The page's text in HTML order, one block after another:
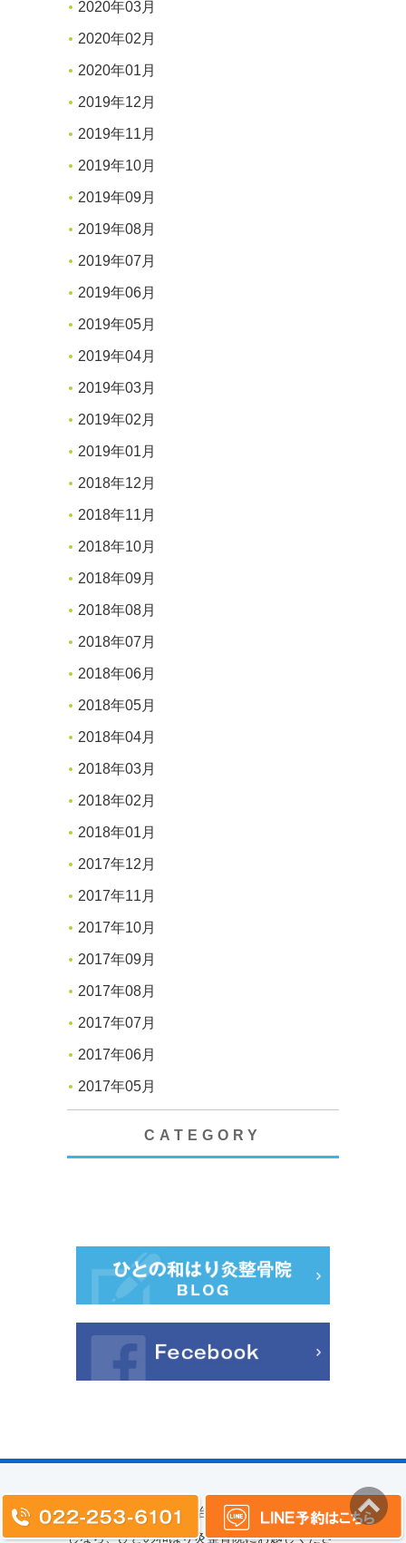
2020年03月
2020年02月
2020年01月
2019年12月
2019年11月
2019年10月
2019年09月
2019年08月
2019年07月
2019年06月
2019年05月
2019年04月
2019年03月
2019年02月
2019年01月
2018年12月
2018年11月
2018年10月
2018年09月
2018年08月
2018年07月
2018年06月
2018年05月
2018年04月
2018年03月
2018年02月
2018年01月
2017年12月
2017年11月
2017年10月
2017年09月
2017年08月
2017年07月
2017年06月
2017年05月
CATEGORY
塩釜で鍼や整体による治療を行う整骨院をお探
しなら、ひとの和はり灸整骨院にお越しくださ